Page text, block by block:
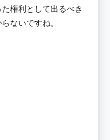
権利として出るべき
ないですね。